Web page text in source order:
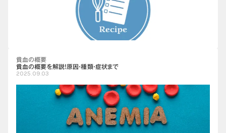
貧血の概要
貧血の概要を解説！原因・種類・症状まで
2025.09.03